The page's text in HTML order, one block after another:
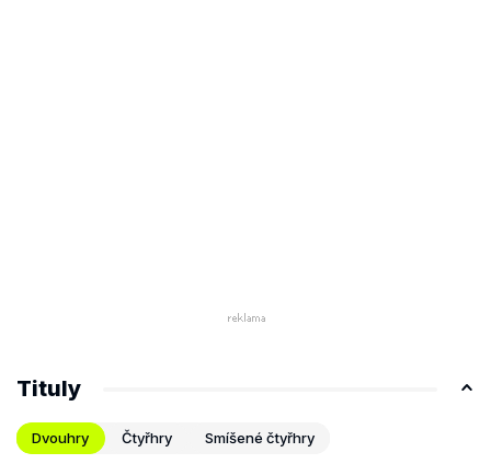
Tituly
Dvouhry Čtyřhry Smíšené čtyřhry